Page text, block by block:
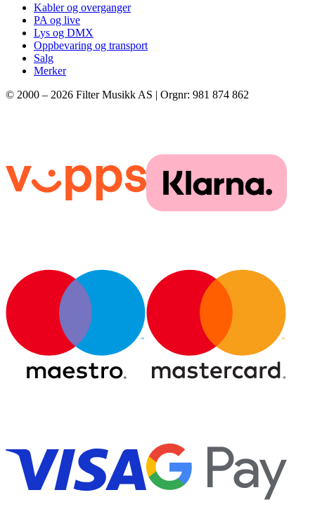
Kabler og overganger
PA og live
Lys og DMX
Oppbevaring og transport
Salg
Merker
© 2000 – 2026 Filter Musikk AS | Orgnr: 981 874 862